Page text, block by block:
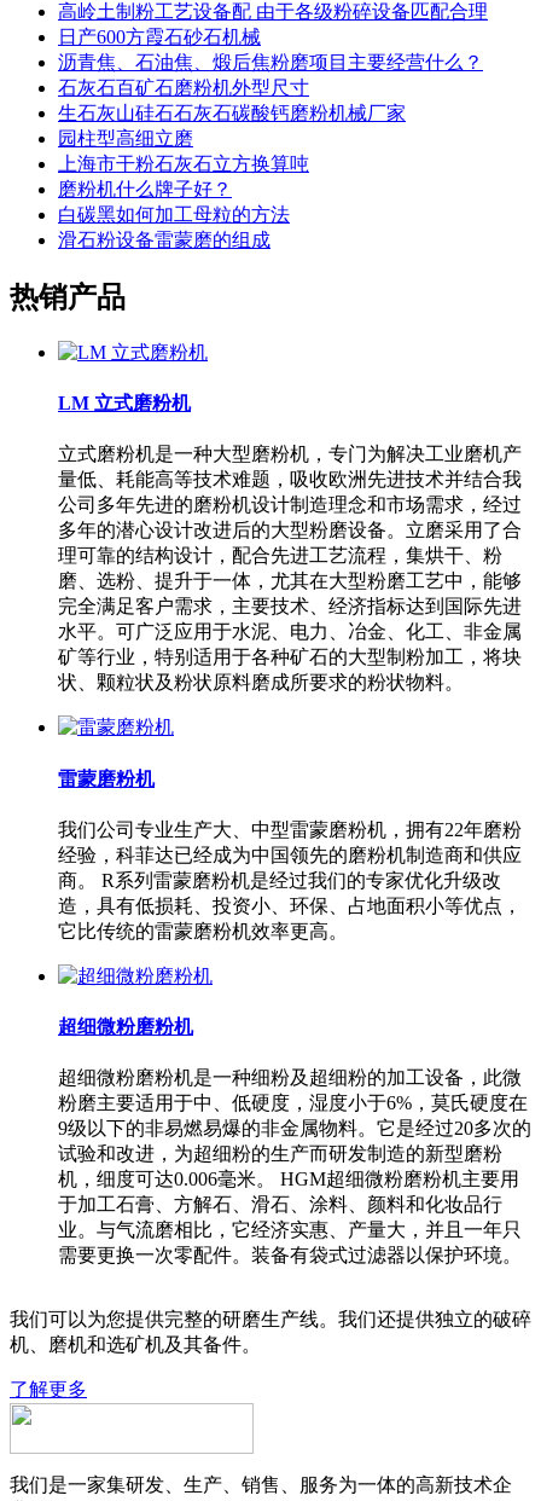
高岭土制粉工艺设备配 由于各级粉碎设备匹配合理
日产600方霞石砂石机械
沥青焦、石油焦、煅后焦粉磨项目主要经营什么？
石灰石百矿石磨粉机外型尺寸
生石灰山硅石石灰石碳酸钙磨粉机械厂家
园柱型高细立磨
上海市干粉石灰石立方换算吨
磨粉机什么牌子好？
白碳黑如何加工母粒的方法
滑石粉设备雷蒙磨的组成
热销产品
LM 立式磨粉机
立式磨粉机是一种大型磨粉机，专门为解决工业磨机产
量低、耗能高等技术难题，吸收欧洲先进技术并结合我
公司多年先进的磨粉机设计制造理念和市场需求，经过
多年的潜心设计改进后的大型粉磨设备。立磨采用了合
理可靠的结构设计，配合先进工艺流程，集烘干、粉
磨、选粉、提升于一体，尤其在大型粉磨工艺中，能够
完全满足客户需求，主要技术、经济指标达到国际先进
水平。可广泛应用于水泥、电力、冶金、化工、非金属
矿等行业，特别适用于各种矿石的大型制粉加工，将块
状、颗粒状及粉状原料磨成所要求的粉状物料。
雷蒙磨粉机
我们公司专业生产大、中型雷蒙磨粉机，拥有22年磨粉
经验，科菲达已经成为中国领先的磨粉机制造商和供应
商。 R系列雷蒙磨粉机是经过我们的专家优化升级改
造，具有低损耗、投资小、环保、占地面积小等优点，
它比传统的雷蒙磨粉机效率更高。
超细微粉磨粉机
超细微粉磨粉机是一种细粉及超细粉的加工设备，此微
粉磨主要适用于中、低硬度，湿度小于6%，莫氏硬度在
9级以下的非易燃易爆的非金属物料。它是经过20多次的
试验和改进，为超细粉的生产而研发制造的新型磨粉
机，细度可达0.006毫米。 HGM超细微粉磨粉机主要用
于加工石膏、方解石、滑石、涂料、颜料和化妆品行
业。与气流磨相比，它经济实惠、产量大，并且一年只
需要更换一次零配件。装备有袋式过滤器以保护环境。
我们可以为您提供完整的研磨生产线。我们还提供独立的破碎
机、磨机和选矿机及其备件。
了解更多
我们是一家集研发、生产、销售、服务为一体的高新技术企